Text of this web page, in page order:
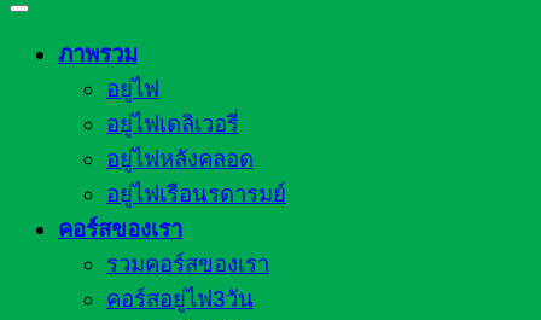
ภาพรวม
อยู่ไฟ
อยู่ไฟเดลิเวอรี่
อยู่ไฟหลังคลอด
อยู่ไฟเรือนรดารมย์
คอร์สของเรา
รวมคอร์สของเรา
คอร์สอยู่ไฟ3วัน